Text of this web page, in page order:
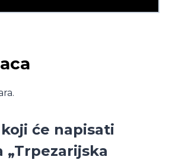
će napisati
„Trpezarijska